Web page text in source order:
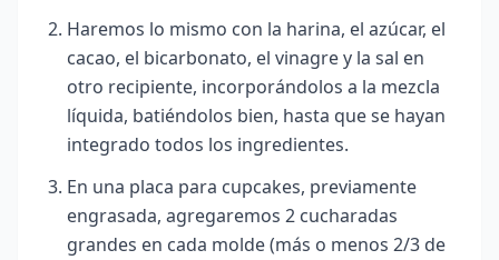
Haremos lo mismo con la harina, el azúcar, el
cacao, el bicarbonato, el vinagre y la sal en
otro recipiente, incorporándolos a la mezcla
líquida, batiéndolos bien, hasta que se hayan
integrado todos los ingredientes.
En una placa para cupcakes, previamente
engrasada, agregaremos 2 cucharadas
grandes en cada molde (más o menos 2/3 de